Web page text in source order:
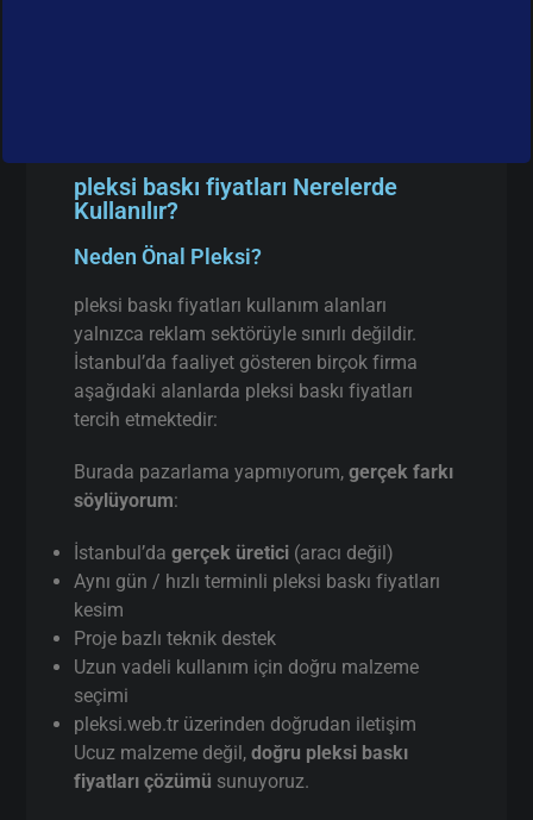
pleksi baskı fiyatları Nerelerde
Kullanılır?
Neden Önal Pleksi?
pleksi baskı fiyatları kullanım alanları
yalnızca reklam sektörüyle sınırlı değildir.
İstanbul’da faaliyet gösteren birçok firma
aşağıdaki alanlarda pleksi baskı fiyatları
tercih etmektedir:
Burada pazarlama yapmıyorum,gerçek farkı
söylüyorum:
İstanbul’dagerçek üretici (aracı değil)
Aynı gün / hızlı terminli pleksi baskı fiyatları
kesim
Proje bazlı teknik destek
Uzun vadeli kullanım için doğru malzeme
seçimi
pleksi.web.tr üzerinden doğrudan iletişim
Ucuz malzeme değil,doğru pleksi baskı
fiyatları çözümü sunuyoruz.